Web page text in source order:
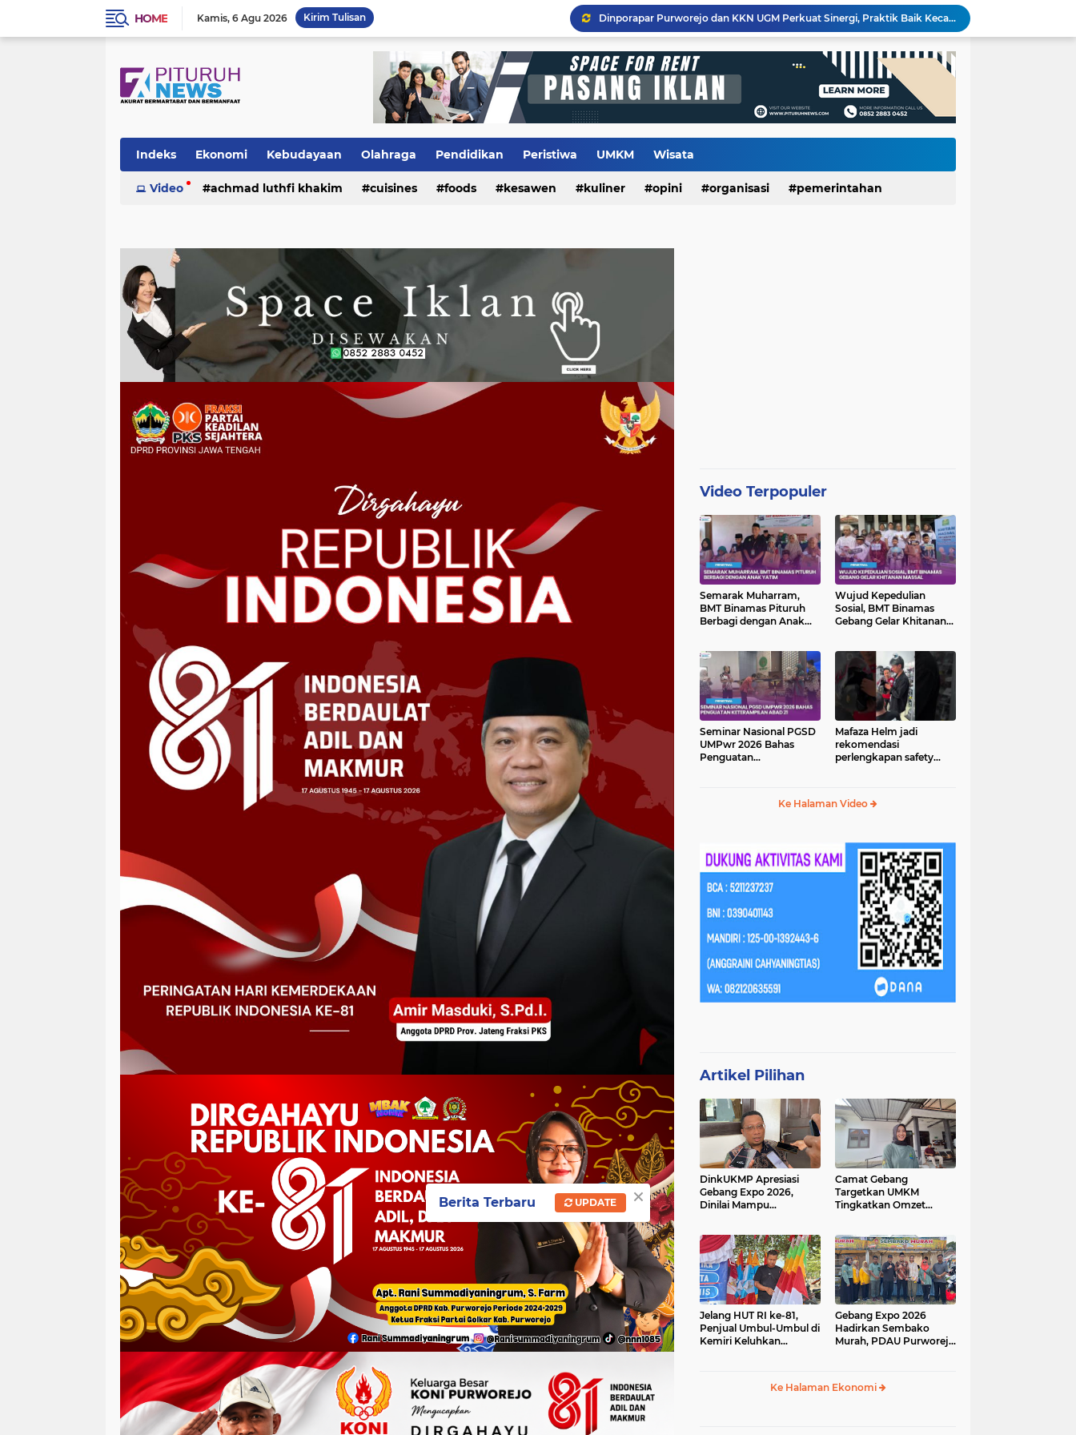
HOME Kamis 6 Agu 2026 Kirim Tulisan
Usia 7 Tahun, Javas Inderatma Wiguna Mantap Menjadi Dalang Cilik, Sang Ayah: Berawal dari Menonton Wayang di YouTube
Suara Anak Jadi Perhatian Pemkab Purworejo, Rembugan Bocah 2026 Dorong Terwujudnya Kabupaten Layak Anak
Momen HUT RI, Pemkab Purworejo Beri Kesempatan Wajib Pajak Lunasi Tunggakan Tanpa Denda
DIFA MART Resmi Diluncurkan, Wadah Pemberdayaan Ekonomi Penyandang Disabilitas di Purwodadi
Rembugan Bocah Purworejo 2026: Suara Anak Menggema, Dorong Kebijakan yang Lebih Ramah Anak
Indeks Ekonomi Kebudayaan Olahraga Pendidikan Peristiwa UMKM Wisata
Video achmad luthfi khakim cuisines foods kesawen kuliner opini organisasi pemerintahan
Video Terpopuler
Semarak Muharram,
BMT Binamas Pituruh
Berbagi dengan Anak
Wujud Kepedulian
Sosial, BMT Binamas
Gebang Gelar Khitanan
Seminar Nasional PGSD
UMPwr 2026 Bahas
Penguatan
Mafaza Helm jadi
rekomendasi
perlengkapan safety
Ke Halaman Video
Artikel Pilihan
DinkUKMP Apresiasi
Gebang Expo 2026,
Dinilai Mampu
Lokal
Camat Gebang
Targetkan UMKM
Tingkatkan Omzet
Jelang HUT RI ke-81,
Penjual Umbul-Umbul di
Kemiri Keluhkan
Gebang Expo 2026
Hadirkan Sembako
Murah, PDAU Purworejo
Ke Halaman Ekonomi
×
Berita Terbaru UPDATE